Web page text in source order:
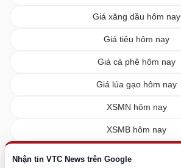
Nhận tin VTC News trên Google
Giá xăng dầu hôm nay
Giá tiêu hôm nay
Giá cà phê hôm nay
Giá lúa gạo hôm nay
XSMN hôm nay
XSMB hôm nay